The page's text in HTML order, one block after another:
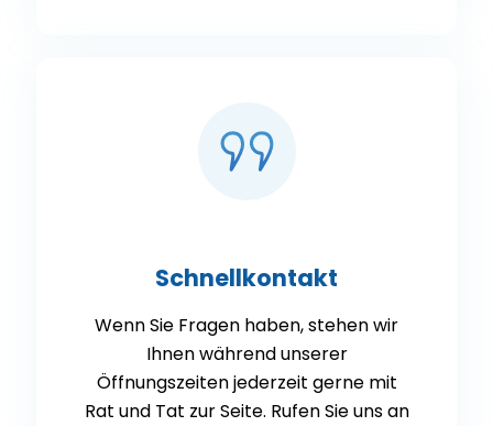
Schnellkontakt
Wenn Sie Fragen haben, stehen wir
Ihnen während unserer
Öffnungszeiten jederzeit gerne mit
Rat und Tat zur Seite. Rufen Sie uns an